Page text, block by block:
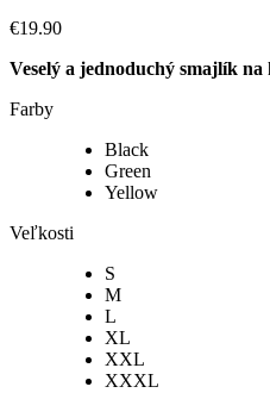
€19.90
Veselý a jednoduchý smajlík
Farby
Black
Green
Yellow
Veľkosti
S
M
L
XL
XXL
XXXL